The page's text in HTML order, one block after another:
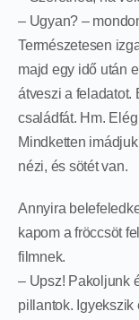
– Ugyan? –
Természetesen
majd egy idő után
átveszi a feladatot.
családfát. Hm.
Mindketten
nézi, és sötét van.
Annyira
kapom a fröccsöt
filmnek.
– Upsz! Pakoljunk
pillantok. Igyekszik